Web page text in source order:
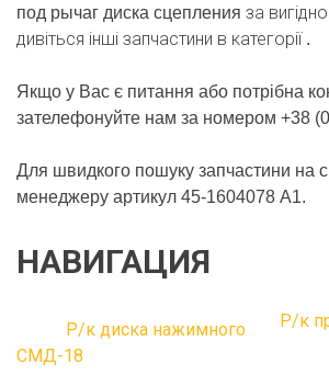
под рычаг диска сцепления за
дивіться інші запчастини в категорії.
Якщо у Вас є питання або потрібна
зателефонуйте нам за номером +38
Для швидкого пошуку запчастини на
менеджеру артикул 45-1604078 А1.
НАВИГАЦИЯ
Р/к диска нажимного
СМД-18
Р/к